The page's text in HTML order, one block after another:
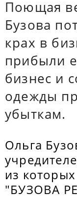
Поющая
Бузова
крах в
прибыли
бизнес и
одежды
убыткам.
Ольга
из
"БУЗОВА